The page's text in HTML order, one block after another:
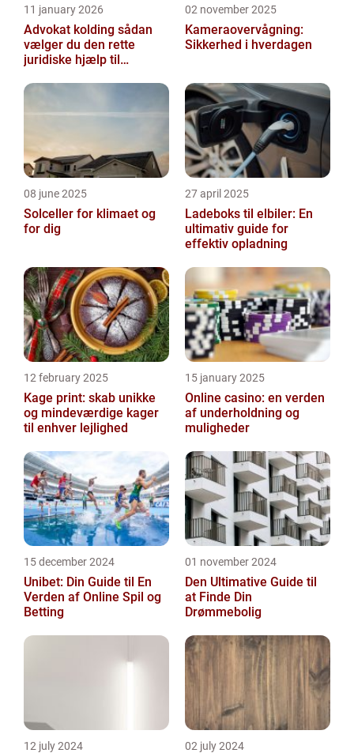
11 january 2026
Advokat kolding sådan
vælger du den rette
juridiske hjælp til
02 november 2025
Kameraovervågning:
Sikkerhed i hverdagen
08 june 2025
Solceller for klimaet og
for dig
27 april 2025
Ladeboks til elbiler: En
ultimativ guide for
effektiv opladning
12 february 2025
Kage print: skab unikke
og mindeværdige kager
til enhver lejlighed
15 january 2025
Online casino: en verden
af underholdning og
muligheder
15 december 2024
Unibet: Din Guide til En
Verden af Online Spil og
Betting
01 november 2024
Den Ultimative Guide til
at Finde Din
Drømmebolig
12 july 2024 02 july 2024